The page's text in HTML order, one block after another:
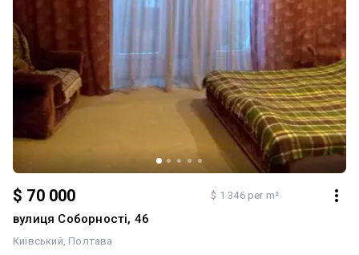
$ 70 000 $ 1 346 per m²
вулиця Соборності, 46
Київський Полтава